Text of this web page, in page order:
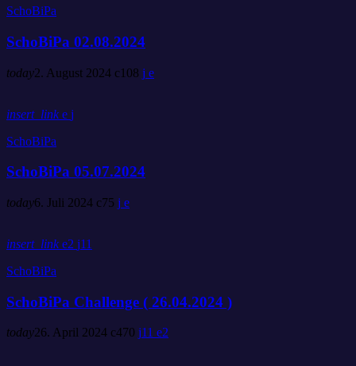
SchoBiPa
SchoBiPa 02.08.2024
today2. August 2024 108
insert_link
SchoBiPa
SchoBiPa 05.07.2024
today6. Juli 2024 75
insert_link 2 11
SchoBiPa
SchoBiPa Challenge ( 26.04.2024 )
today26. April 2024 470 11 2